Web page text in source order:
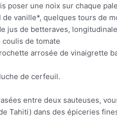
poser une noix sur chaque
vanille*, quelques tours de
jus de betteraves,
coulis de tomate
arrosée de vinaigrette
de cerfeuil.
entre deux sauteuses,
Tahiti) dans des épiceries